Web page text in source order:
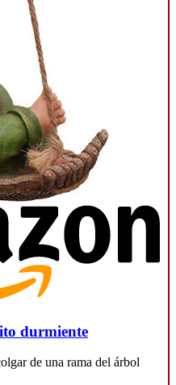
durmiente
de una rama del árbol